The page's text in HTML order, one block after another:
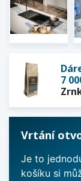
7
Vrtání
Je to
košíku si